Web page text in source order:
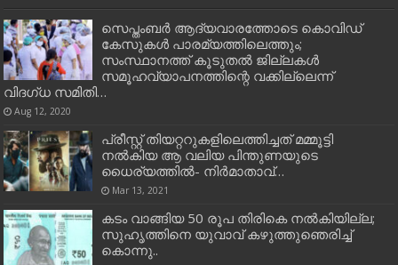
സെപ്തംബ‍ർ ആദ്യവാരത്തോടെ കൊവിഡ്
കേസുകള്‍ പാരമ്യത്തിലെത്തും;
സംസ്ഥാനത്ത് കൂടുതൽ ജില്ലകൾ
സമൂഹവ്യാപനത്തിന്റെ വക്കില്ലെന്ന്
വിദഗ്ധ സമിതി…
Aug 12, 2020
പ്രീസ്റ്റ് തിയറ്ററുകളിലെത്തിച്ചത് മമ്മൂട്ടി
നല്‍കിയ ആ വലിയ പിന്തുണയുടെ
ധൈര്യത്തില്‍- നിര്‍മാതാവ്…
Mar 13, 2021
കടം വാങ്ങിയ 50 രൂപ തിരികെ നല്‍കിയില്ല;
സുഹൃത്തിനെ യുവാവ് കഴുത്തുഞെരിച്ച്‌
കൊന്നു..